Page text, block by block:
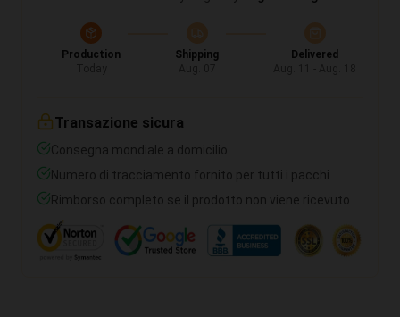
Production
Shipping
Delivered
Transazione sicura
Consegna mondiale a domicilio
Numero di tracciamento fornito per tutti i pacchi
Rimborso completo se il prodotto non viene ricevuto